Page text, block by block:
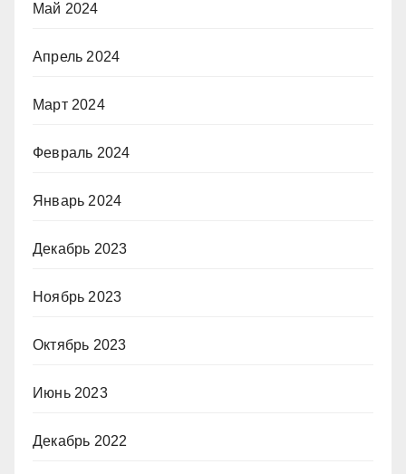
Май 2024
Апрель 2024
Март 2024
Февраль 2024
Январь 2024
Декабрь 2023
Ноябрь 2023
Октябрь 2023
Июнь 2023
Декабрь 2022